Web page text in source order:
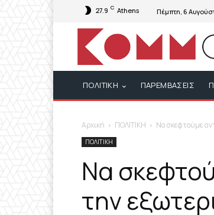
27.9 C Athens Πέμπτη, 6
ΠΟΛΙΤΙΚΗ ΠΑΡΕΜΒΑΣΕΙΣ
Αρχική ΠΟΛΙΤΙΚΗ Να σκεφτούμε
ΠΟΛΙΤΙΚΗ
Να
την